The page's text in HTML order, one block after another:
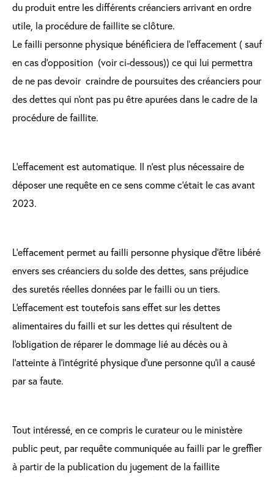
du produit entre les différents créanciers arrivant en ordre
utile, la procédure de faillite se clôture.
Le failli personne physique bénéficiera de l’effacement ( sauf
en cas d’opposition (voir ci-dessous)) ce qui lui permettra
de ne pas devoir craindre de poursuites des créanciers pour
des dettes qui n'ont pas pu être apurées dans le cadre de la
procédure de faillite.
L’effacement est automatique. Il n’est plus nécessaire de
déposer une requête en ce sens comme c’était le cas avant
2023.
L’effacement permet au failli personne physique d’être libéré
envers ses créanciers du solde des dettes, sans préjudice
des suretés réelles données par le failli ou un tiers.
L'effacement est toutefois sans effet sur les dettes
alimentaires du failli et sur les dettes qui résultent de
l'obligation de réparer le dommage lié au décès ou à
l'atteinte à l'intégrité physique d'une personne qu'il a causé
par sa faute.
Tout intéressé, en ce compris le curateur ou le ministère
public peut, par requête communiquée au failli par le greffier
à partir de la publication du jugement de la faillite